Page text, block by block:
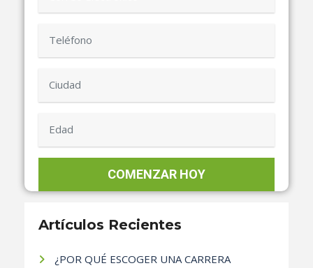
Artículos Recientes
¿POR QUÉ ESCOGER UNA CARRERA